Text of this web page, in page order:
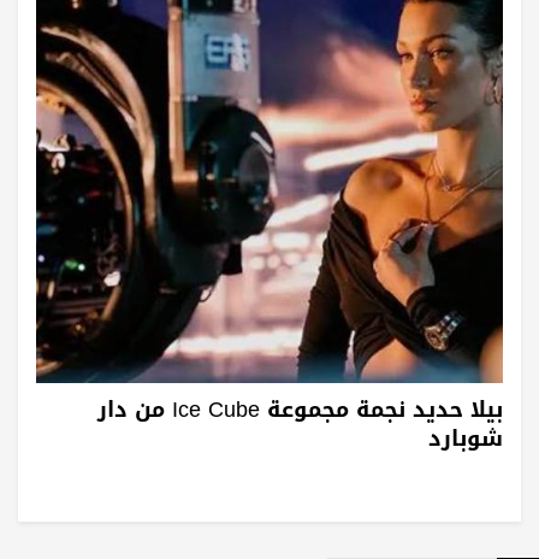
بيلا حديد نجمة مجموعة Ice Cube من دار
شوبارد